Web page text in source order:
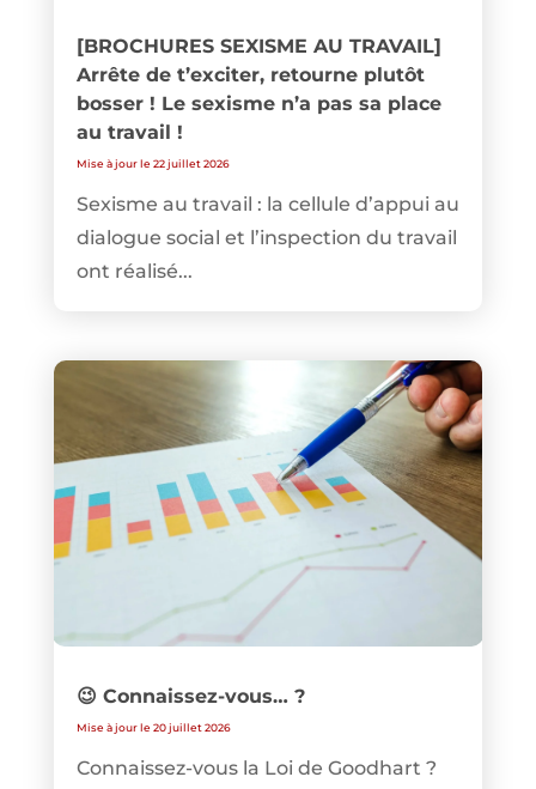
[BROCHURES SEXISME AU TRAVAIL]
Arrête de t’exciter, retourne plutôt
bosser ! Le sexisme n’a pas sa place
au travail !
Mise à jour le 22 juillet 2026
Sexisme au travail : la cellule d’appui au
dialogue social et l’inspection du travail
ont réalisé...
😉 Connaissez-vous… ?
Mise à jour le 20 juillet 2026
Connaissez-vous la Loi de Goodhart ?